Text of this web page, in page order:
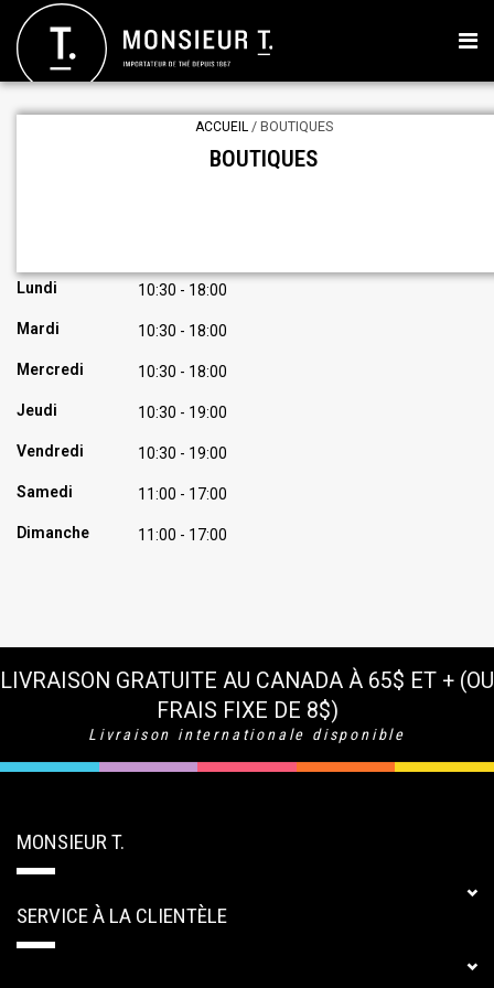
ACCUEIL/ BOUTIQUES
BOUTIQUES
Lundi 10:30 - 18:00
Mardi 10:30 - 18:00
Mercredi 10:30 - 18:00
Jeudi 10:30 - 19:00
Vendredi 10:30 - 19:00
Samedi 11:00 - 17:00
Dimanche 11:00 - 17:00
LIVRAISON GRATUITE AU CANADA À 65$ ET + (OU
FRAIS FIXE DE 8$)
Livraison internationale disponible
MONSIEUR T.
SERVICE À LA CLIENTÈLE